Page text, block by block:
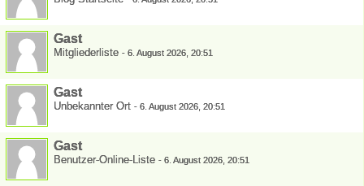
Gast
Mitgliederliste - 6. August 2026, 20:51
Gast
Unbekannter Ort - 6. August 2026, 20:51
Gast
Benutzer-Online-Liste - 6. August 2026, 20:51